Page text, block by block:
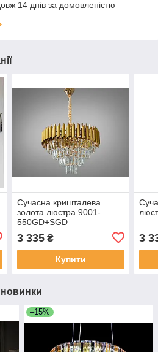
14 днів за домовленістю
Сучасна кришталева
золота люстра 9001-
550GD+SGD
3 335₴
Купити
3
новинки
–15%